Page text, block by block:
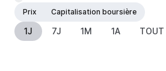
Prix
Capitalisation boursière
1J 7J 1M 1A TOUT